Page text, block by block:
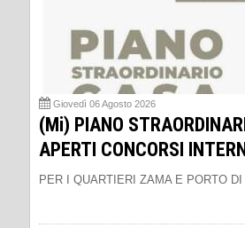
Giovedì 06 Agosto 2026
(Mi) PIANO
APERTI CONCORSI
PER I QUARTIERI ZAMA E PORTO DI